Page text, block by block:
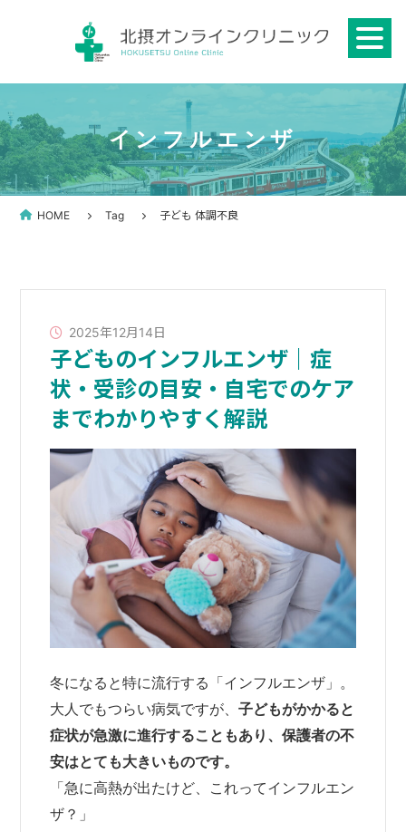
インフルエンザ
HOME Tag 子ども 体調不良
2025年12月14日
子どものインフルエンザ｜症
状・受診の目安・自宅でのケア
までわかりやすく解説
冬になると特に流行する「インフルエンザ」。
大人でもつらい病気ですが、子どもがかかると
症状が急激に進行することもあり、保護者の不
安はとても大きいものです。
「急に高熱が出たけど、これってインフルエン
ザ？」